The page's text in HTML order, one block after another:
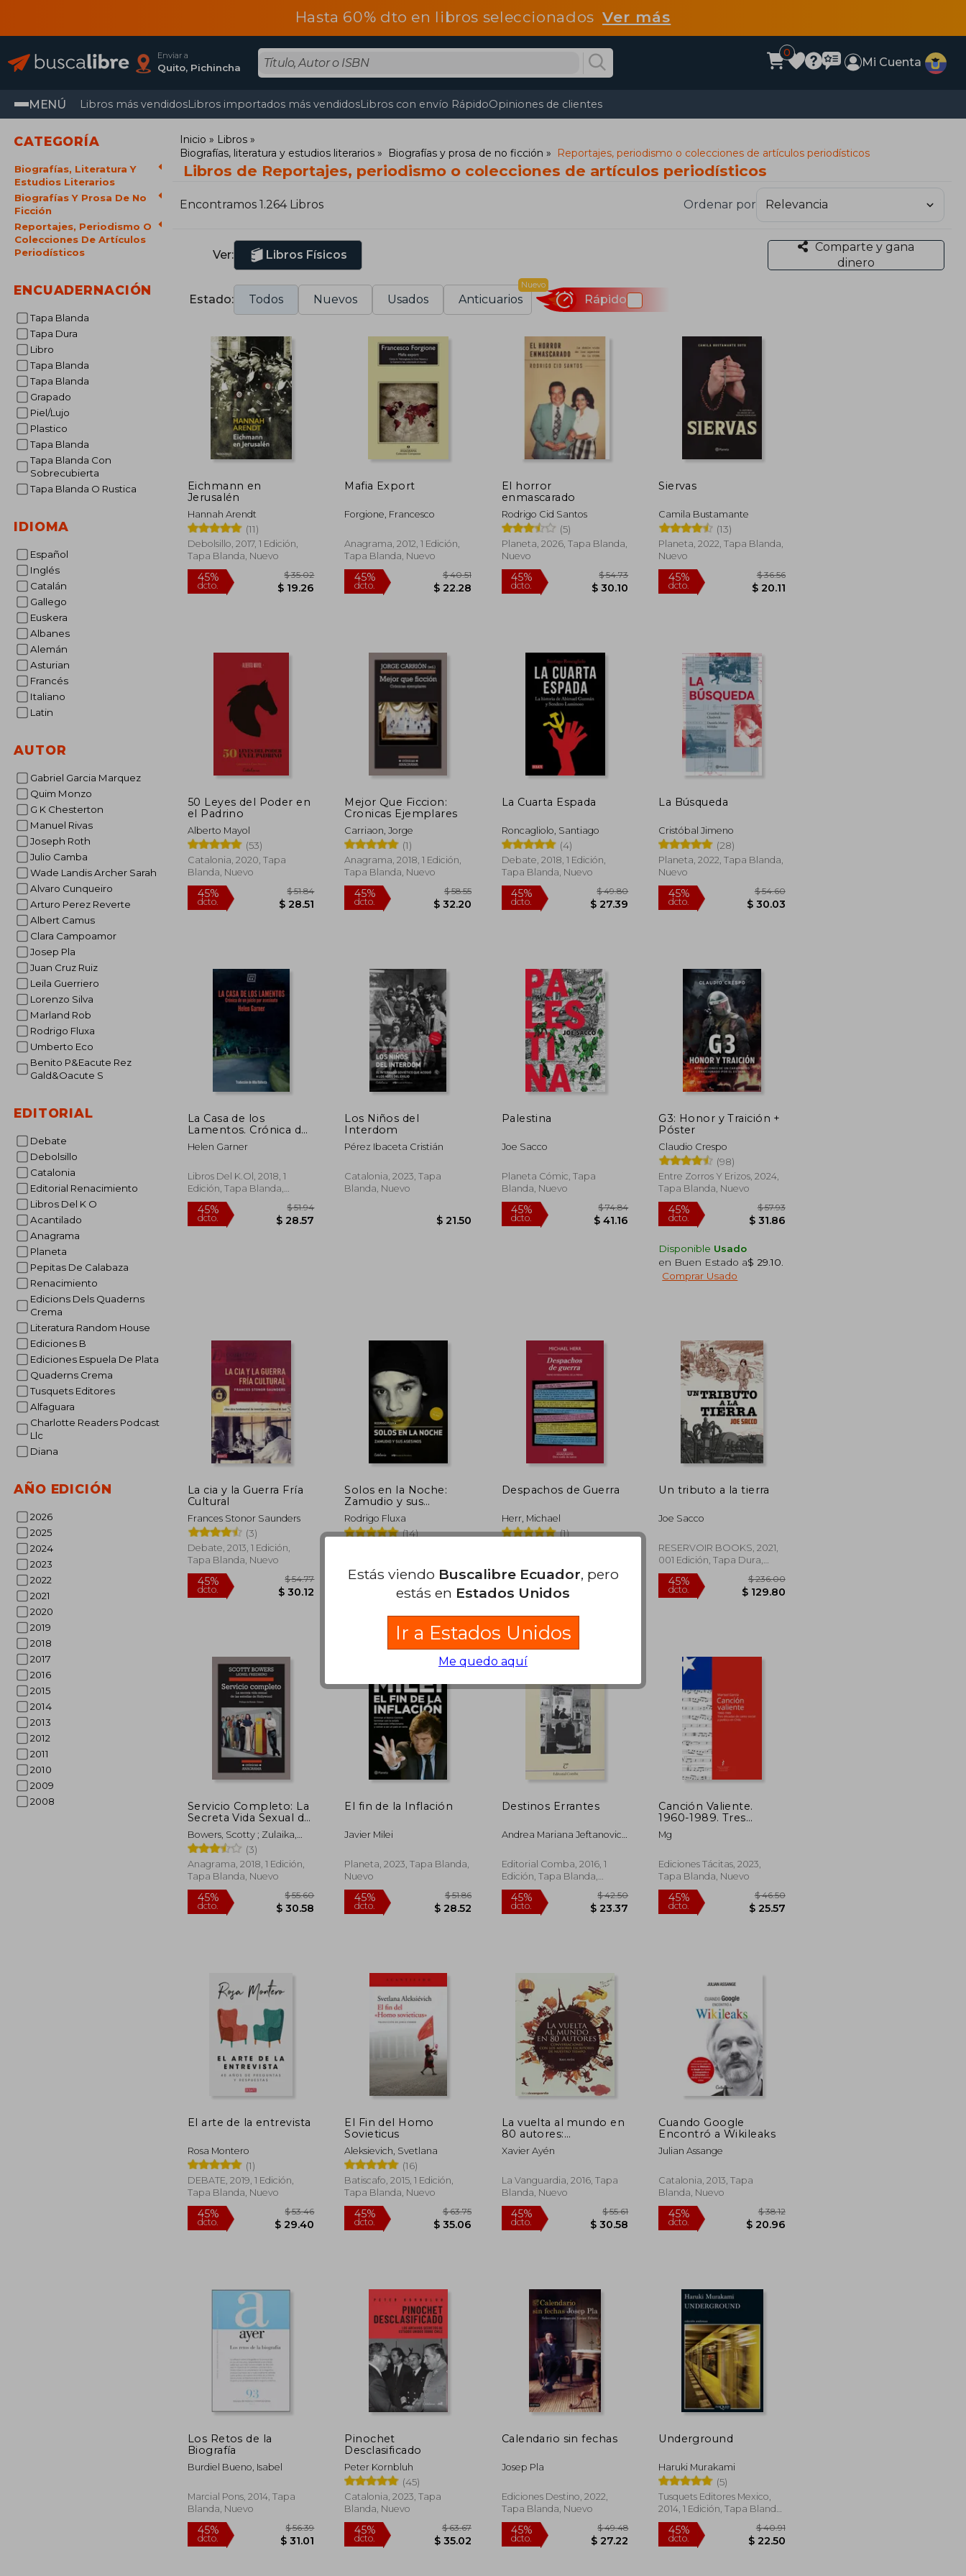
Hasta 60% dto en libros seleccionadosVer más
Enviar a
Quito, Pichincha
0
Mi Cuenta
MENÚ Libros más vendidosLibros importados más vendidosLibros con envío RápidoOpiniones de clientes
CATEGORÍA
Biografías, Literatura Y
Estudios Literarios
Biografías Y Prosa De No
Ficción
Reportajes, Periodismo O
Colecciones De Artículos
Periodísticos
ENCUADERNACIÓN
Tapa Blanda
Tapa Dura
Libro
Tapa Blanda
Tapa Blanda
Grapado
Piel/Lujo
Plastico
Tapa Blanda
Tapa Blanda Con
Sobrecubierta
Tapa Blanda O Rustica
IDIOMA
Español
Inglés
Catalán
Gallego
Euskera
Albanes
Alemán
Asturian
Francés
Italiano
Latin
AUTOR
Gabriel Garcia Marquez
Quim Monzo
G K Chesterton
Manuel Rivas
Joseph Roth
Julio Camba
Wade Landis Archer Sarah
Alvaro Cunqueiro
Arturo Perez Reverte
Albert Camus
Clara Campoamor
Josep Pla
Juan Cruz Ruiz
Leila Guerriero
Lorenzo Silva
Marland Rob
Rodrigo Fluxa
Umberto Eco
Benito P&Eacute Rez
Gald&Oacute S
EDITORIAL
Debate
Debolsillo
Catalonia
Editorial Renacimiento
Libros Del K O
Acantilado
Anagrama
Planeta
Pepitas De Calabaza
Renacimiento
Edicions Dels Quaderns
Crema
Literatura Random House
Ediciones B
Ediciones Espuela De Plata
Quaderns Crema
Tusquets Editores
Alfaguara
Charlotte Readers Podcast
Llc
Diana
AÑO EDICIÓN
2026
2025
2024
2023
2022
2021
2020
2019
2018
2017
2016
2015
2014
2013
2012
2011
2010
2009
2008
Inicio
Libros
Biografías, literatura y estudios literarios
Biografías y prosa de no ficción Reportajes, periodismo o colecciones de artículos periodísticos
Libros de Reportajes, periodismo o colecciones de artículos periodísticos
Encontramos 1.264 Libros Ordenar por
Ver: Libros Físicos
Comparte y gana
dinero
Estado: Todos Nuevos Usados Anticuarios
Nuevo
Rápido
Eichmann en
Jerusalén
Hannah Arendt
(11)
Debolsillo, 2017, 1 Edición,
Tapa Blanda, Nuevo
dcto.
Mafia Export
Forgione, Francesco
Anagrama, 2012, 1 Edición,
Tapa Blanda, Nuevo
dcto.
El horror
enmascarado
Rodrigo Cid Santos
(5)
Planeta, 2026, Tapa Blanda,
Nuevo
dcto. $ 30.10
Siervas
Camila Bustamante
(13)
Planeta, 2022, Tapa Blanda,
Nuevo
dcto.
50 Leyes del Poder en
el Padrino
Alberto Mayol
(53)
Catalonia, 2020, Tapa
Blanda, Nuevo
45%
dcto.
Mejor Que Ficcion:
Cronicas Ejemplares
Carriaon, Jorge
(1)
Anagrama, 2018, 1 Edición,
Tapa Blanda, Nuevo
45%
dcto.
La Cuarta Espada
Roncagliolo, Santiago
(4)
Debate, 2018, 1 Edición,
Tapa Blanda, Nuevo
45%
dcto.
$ 49.80
La Búsqueda
Cristóbal Jimeno
(28)
Planeta, 2022, Tapa Blanda,
Nuevo
45%
dcto.
La Casa de los
Lamentos. Crónica de
un Juicio por
Asesinato
Helen Garner
Libros Del K.Ol, 2018, 1
Edición, Tapa Blanda,
Nuevo
45%
dcto.
Los Niños del
Interdom
Pérez Ibaceta Cristián
Catalonia, 2023, Tapa
Blanda, Nuevo
Palestina
Joe Sacco
Planeta Cómic, Tapa
Blanda, Nuevo
45%
dcto.
$ 74.84
$ 41.16
G3: Honor y Traición +
Póster
Claudio Crespo
(98)
Entre Zorros Y Erizos, 2024,
Tapa Blanda, Nuevo
45%
dcto.
Disponible Usado
en Buen Estado a$ 29.10
Comprar Usado
La cia y la Guerra Fría
Cultural
Frances Stonor Saunders
(3)
Debate, 2013, 1 Edición,
Tapa Blanda, Nuevo
45%
dcto.
Solos en la Noche:
Zamudio y sus
Asesinos
Rodrigo Fluxa
(14)
45%
dcto.
Despachos de Guerra
Herr, Michael
(1)
45%
dcto.
$ 90.08
$ 49.54
Un tributo a la tierra
Joe Sacco
RESERVOIR BOOKS, 2021,
001 Edición, Tapa Dura,
Usado
Servicio Completo: La
Secreta Vida Sexual de
las Estrellas de
Hollywood = Full
Service
Bowers, Scotty ; Zulaika,
Jaime ; Friedberg, Lionel
(3)
Anagrama, 2018, 1 Edición,
Tapa Blanda, Nuevo
dcto. $ 30.58
El fin de la Inflación
Javier Milei
Planeta, 2023, Tapa Blanda,
Nuevo
dcto. $ 28.52
Destinos Errantes
Andrea Mariana Jeftanovic
Editorial Comba, 2016, 1
Edición, Tapa Blanda,
Nuevo
dcto. $ 23.37
Canción Valiente.
1960-1989. Tres
Décadas de Canto
Social y Político en
Mg
Ediciones Tácitas, 2023,
Tapa Blanda, Nuevo
El arte de la entrevista
Rosa Montero
(1)
DEBATE, 2019, 1 Edición,
Tapa Blanda, Nuevo
dcto.
$ 53.46
$ 29.40
El Fin del Homo
Sovieticus
Aleksievich, Svetlana
(16)
Batiscafo, 2015, 1 Edición,
Tapa Blanda, Nuevo
45%
dcto. $ 35.06
La vuelta al mundo en
80 autores:
Conversaciones con
los mejores escritores
Xavier Ayén
La Vanguardia, 2016, Tapa
Blanda, Nuevo
$ 30.58
Cuando Google
Encontró a Wikileaks
Julian Assange
Catalonia, 2013, Tapa
Blanda, Nuevo
Los Retos de la
Biografía
Burdiel Bueno, Isabel
Marcial Pons, 2014, Tapa
Blanda, Nuevo
Pinochet
Desclasificado
Peter Kornbluh
(45)
Catalonia, 2023, Tapa
Blanda, Nuevo
Calendario sin fechas
Josep Pla
Ediciones Destino, 2022,
Tapa Blanda, Nuevo
Underground
Haruki Murakami
(5)
Tusquets Editores Mexico,
2014, 1 Edición, Tapa Blanda,
Nuevo
Estás viendo Buscalibre Ecuador, pero
estás en Estados Unidos
Ir a Estados Unidos
Me quedo aquí